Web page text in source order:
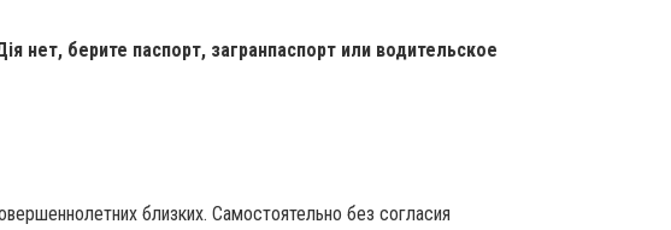
берите паспорт, загранпаспорт или водительское
близких. Самостоятельно без согласия